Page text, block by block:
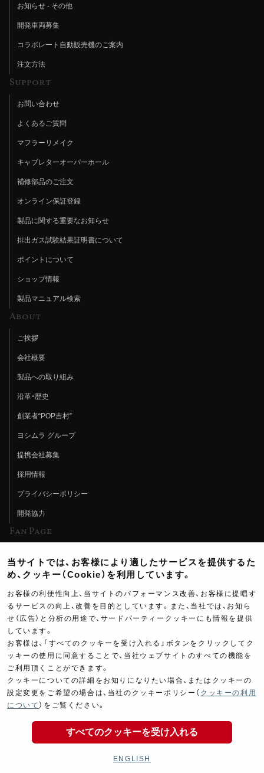
3,200(税込￥3,520)
お知らせ - その他
開発車両募集
コラボレート自動販売機のご案内
注文方法
Support
お問い合わせ
よくあるご質問
マフラーリメイク
キャブレターオーバーホール
補修部品のご注文
オンライン保証登録
製品に関する重要なお知らせ
排出ガス試験結果証明書について
ポイントについて
ショップ情報
製品マニュアル検索
About
ご挨拶
会社概要
製品への取り組み
沿革・歴史
創業者“POP吉村”
ヨシムラ グループ
提携会社募集
採用情報
プライバシーポリシー
開発協力
Fan Page
ヨシムラTV
イベント情報
イベントスケジュール
ツーリングブレイクタイム
製品ポスター
Copyright ©YOSHIMURA JAPAN Co,Ltd. All Rights
当サイトでは、お客様により適したサービスを提供するた
め、クッキー（Cookie）を利用しています。
お客様の利便性向上、当サイトのパフォーマンス改善、お客様に提唱す
るサービスの向上、改善を目的としています。また、当社では、お知ら
せ（広告）と分析の用途で、サードパーティークッキーにも情報を提供
しています。
お客様は、「すべてのクッキーを受け入れる」ボタンをクリックしてク
ッキーの使用に同意することで、当社ウェブサイトのすべての機能を
ご利用頂くことができます。
クッキーについての詳細をお知りになりたい場合、またはクッキーの
設定変更をご希望の場合は、当社のクッキーポリシー（ クッキーの利用
について ）をご覧ください。
すべてのクッキーを受け入れる
ENGLISH